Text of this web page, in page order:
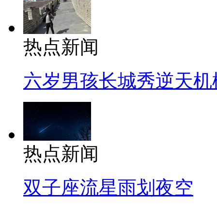
热点新闻
六岁男孩长城秀逆天机
热点新闻
双子座流星雨划夜空